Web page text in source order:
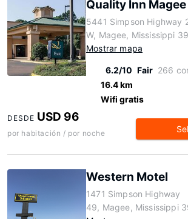
Quality Inn Magee
5441 Simpson Highway
W, Magee, Mississippi
Mostrar mapa
6.2/10 Fair 266
16.4 km
Wifi gratis
DESDE USD 96
por habitación / por noche
Western Motel
1471 Simpson Highway
49, Magee, Mississippi